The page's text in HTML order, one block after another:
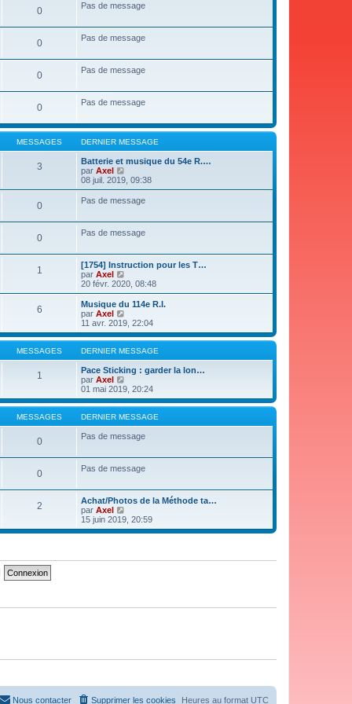
s
a
e
0 Pas de message
0 Pas de message
0 Pas de message
0 Pas de message
MESSAGES DERNIER MESSAGE
3
Batterie et musique du 54e R.…
par Axel
o
i
r
d
e
n
i
r
m
e
s
a
g
e
08 juil. 2019, 09:38
0 Pas de message
0 Pas de message
1
[1754] Instruction pour les T…
par Axel
o
i
r
e
d
e
r
n
i
r
m
e
s
s
a
20 févr. 2020, 08:48
6
Musique du 114e R.I.
par Axel
o
i
r
l
e
d
r
n
i
e
r
m
a
e
11 avr. 2019, 22:04
MESSAGES DERNIER MESSAGE
1
Pace Sticking : garder la lon…
par Axel
o
i
r
l
e
d
i
r
m
s
s
01 mai 2019, 20:24
MESSAGES DERNIER MESSAGE
0 Pas de message
0 Pas de message
2
Achat/Photos de la Méthode ta…
par Axel
o
i
s
e
15 juin 2019, 20:59
Heures au format UTC
Supprimer les cookies
Nous contacter